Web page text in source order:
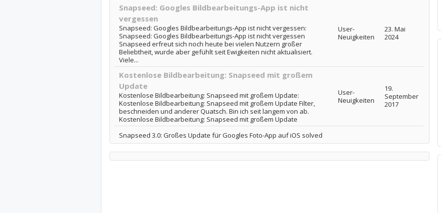
Snapseed: Googles Bildbearbeitungs-App ist nicht
vergessen
Snapseed: Googles Bildbearbeitungs-App ist nicht vergessen:
Snapseed: Googles Bildbearbeitungs-App ist nicht vergessen
Snapseed erfreut sich noch heute bei vielen Nutzern großer
Beliebtheit, wurde aber gefühlt seit Ewigkeiten nicht aktualisiert.
Viele...
User-
Neuigkeiten
23. Mai
2024
Kostenlose Bildbearbeitung: Snapseed mit großem
Update
Kostenlose Bildbearbeitung: Snapseed mit großem Update:
Kostenlose Bildbearbeitung: Snapseed mit großem Update Filter,
beschneiden und anderer Quatsch. Bin ich seit langem von ab.
Kostenlose Bildbearbeitung: Snapseed mit großem Update
User-
Neuigkeiten
19.
September
2017
Snapseed 3.0: Großes Update für Googles Foto-App auf iOS solved